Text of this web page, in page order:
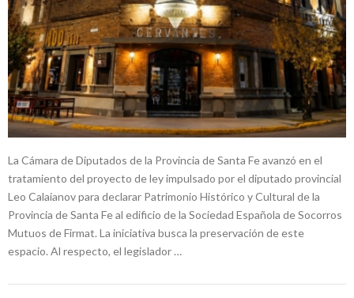
La Cámara de Diputados de la Provincia de Santa Fe avanzó en el
tratamiento del proyecto de ley impulsado por el diputado provincial
Leo Calaianov para declarar Patrimonio Histórico y Cultural de la
Provincia de Santa Fe al edificio de la Sociedad Española de Socorros
Mutuos de Firmat. La iniciativa busca la preservación de este
espacio. Al respecto, el legislador …